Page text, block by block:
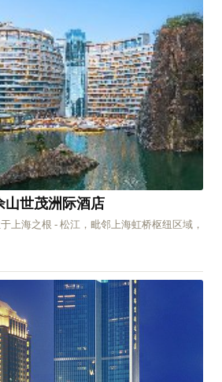
山世茂洲际酒店
上海之根 - 松江，毗邻上海虹桥枢纽区域，